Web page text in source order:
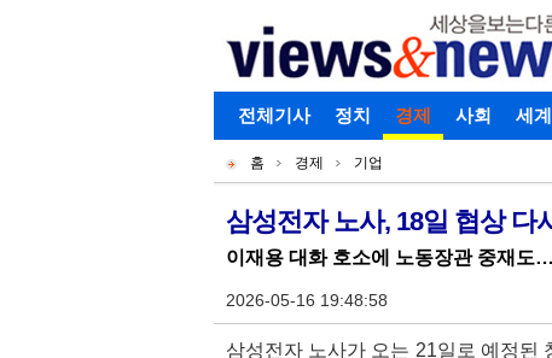
개
별
메
뉴
로그인 회원가입 아이디찾기 비
주
메
뉴
전체기사 정치 경제 사회 세계
현
재
위
치
홈 경제 기업
기
사
본
문
삼성전자 노사, 18일 협상 다
이재용 대화 호소에 노동장관 중재도
2026-05-16 19:48:58
삼성전자 노사가 오는 21일로 예정된